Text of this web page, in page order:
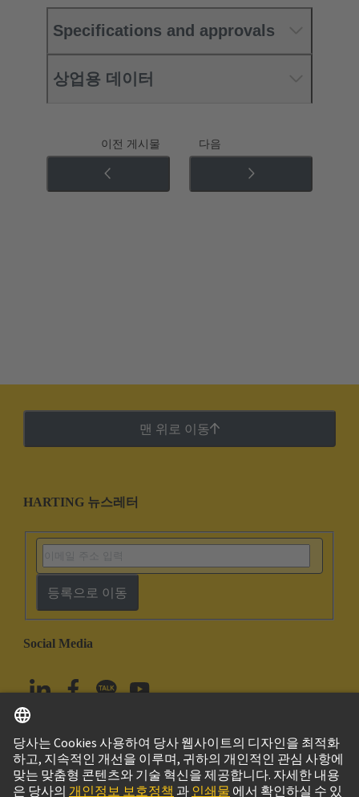
Specifications and approvals
상업용 데이터
이전 게시물 다음
맨 위로 이동
HARTING 뉴스레터
등록으로 이동
Social Media
대한민국 한국어